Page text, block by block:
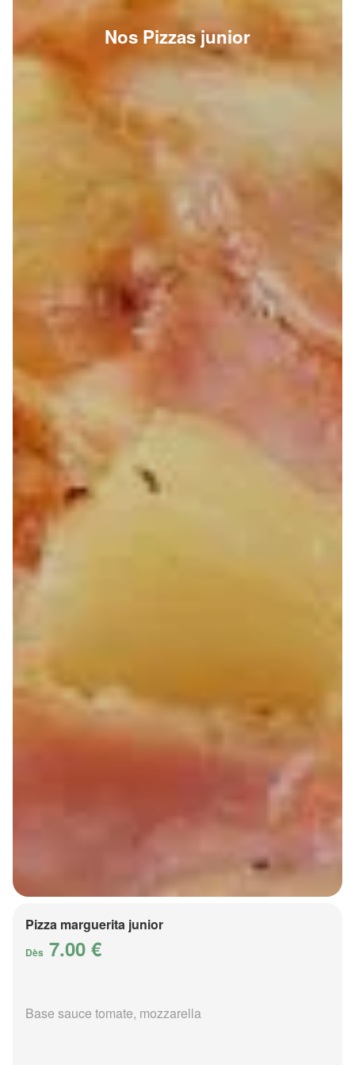
Nos Pizzas junior
Pizza marguerita junior
Dès 7.00 €
Base sauce tomate, mozzarella